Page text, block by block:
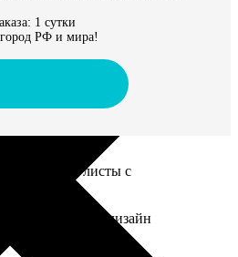
1 сутки
РФ и мира!
обложка+листы с
стандартная, дизайн